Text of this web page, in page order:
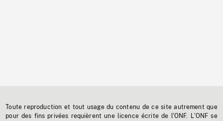
Toute reproduction et tout usage du contenu de ce site autrement que
pour des fins privées requièrent une licence écrite de l'ONF. L'ONF se